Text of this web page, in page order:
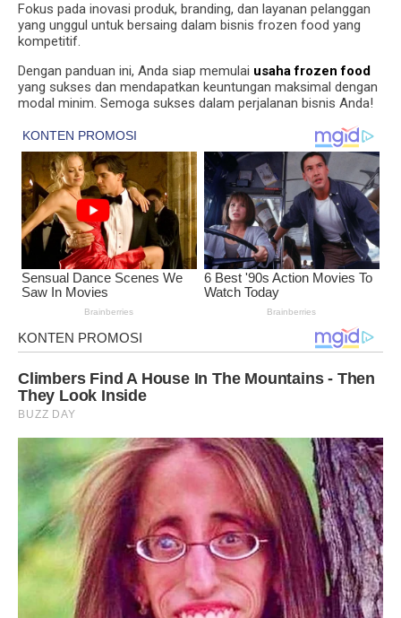
Fokus pada inovasi produk, branding, dan layanan pelanggan
yang unggul untuk bersaing dalam bisnis frozen food yang
kompetitif.
Dengan panduan ini, Anda siap memulai usaha frozen food
yang sukses dan mendapatkan keuntungan maksimal dengan
modal minim. Semoga sukses dalam perjalanan bisnis Anda!